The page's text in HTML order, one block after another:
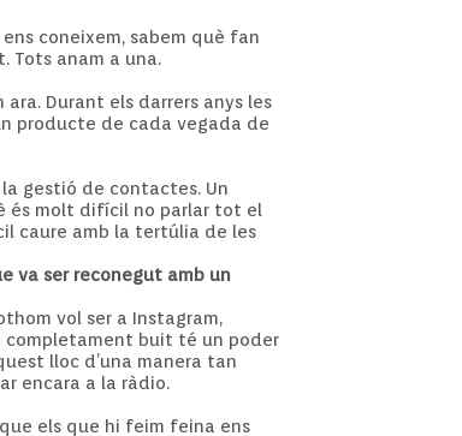
coneixem, sabem què fan
Tots anam a una.
Durant els darrers anys les
producte de cada vegada de
gestió de contactes. Un
és molt difícil no parlar tot el
caure amb la tertúlia de les
va ser reconegut amb un
vol ser a Instagram,
completament buit té un poder
lloc d’una manera tan
encara a la ràdio.
els que hi feim feina ens